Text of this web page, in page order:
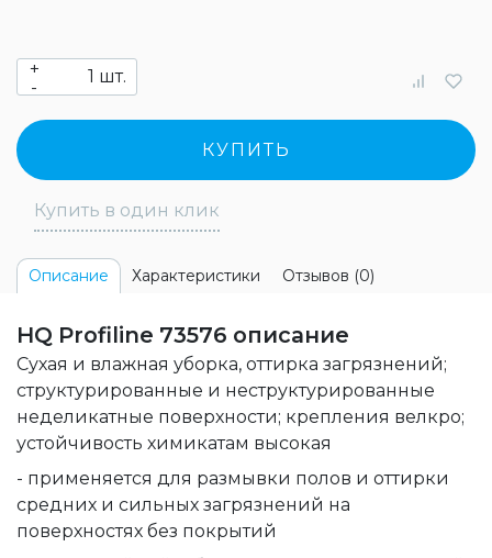
+
-
шт.
КУПИТЬ
Купить в один клик
Описание Характеристики Отзывов (0)
HQ Profiline 73576 описание
Сухая и влажная уборка, оттирка загрязнений;
структурированные и неструктурированные
неделикатные поверхности; крепления велкро;
устойчивость химикатам высокая
- применяется для размывки полов и оттирки
средних и сильных загрязнений на
поверхностях без покрытий